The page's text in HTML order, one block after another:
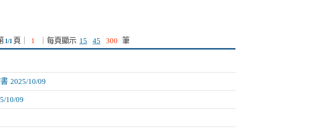
1/1 頁 1 每頁顯示 15 45 300 筆
2025/10/09
10/09